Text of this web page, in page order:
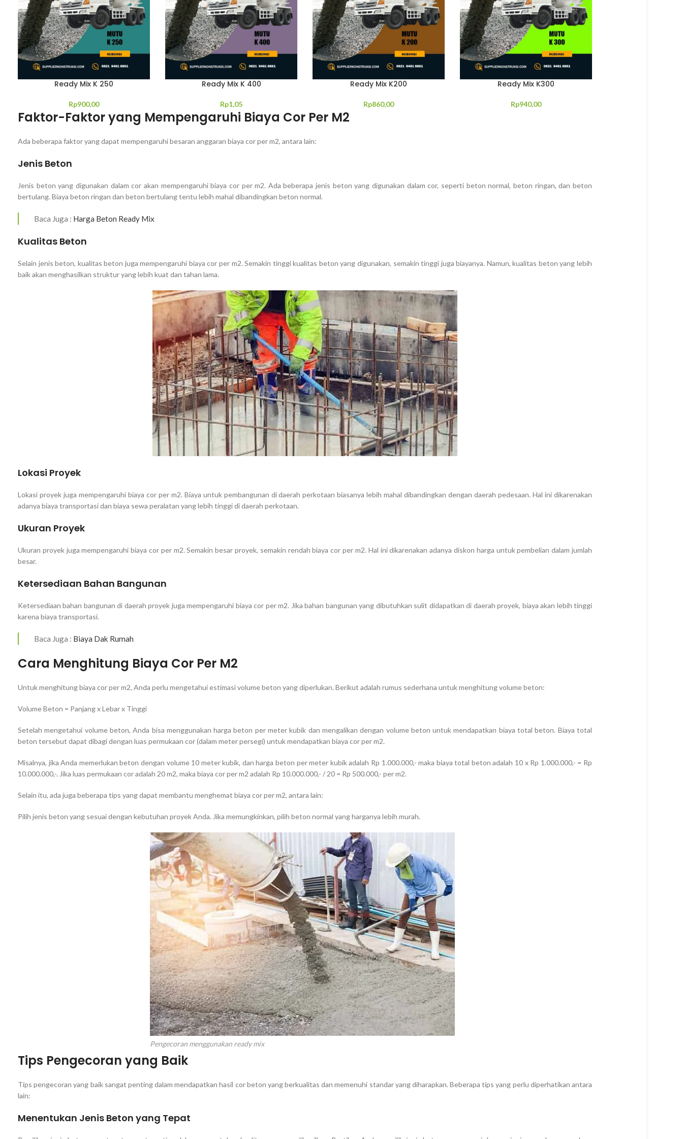
Ready Mix K 250
Rp900,00
Ready Mix K 400
Rp1,05
Ready Mix K200
Rp860,00
Ready Mix K300
Rp940,00
Faktor-Faktor yang Mempengaruhi Biaya Cor Per M2
Ada beberapa faktor yang dapat mempengaruhi besaran anggaran biaya cor per m2, antara lain:
Jenis Beton
Jenis beton yang digunakan dalam cor akan mempengaruhi biaya cor per m2. Ada beberapa jenis beton yang digunakan dalam cor, seperti beton normal, beton ringan, dan beton
bertulang. Biaya beton ringan dan beton bertulang tentu lebih mahal dibandingkan beton normal.
Baca Juga : Harga Beton Ready Mix
Kualitas Beton
Selain jenis beton, kualitas beton juga mempengaruhi biaya cor per m2. Semakin tinggi kualitas beton yang digunakan, semakin tinggi juga biayanya. Namun, kualitas beton yang lebih
baik akan menghasilkan struktur yang lebih kuat dan tahan lama.
Lokasi Proyek
Lokasi proyek juga mempengaruhi biaya cor per m2. Biaya untuk pembangunan di daerah perkotaan biasanya lebih mahal dibandingkan dengan daerah pedesaan. Hal ini dikarenakan
adanya biaya transportasi dan biaya sewa peralatan yang lebih tinggi di daerah perkotaan.
Ukuran Proyek
Ukuran proyek juga mempengaruhi biaya cor per m2. Semakin besar proyek, semakin rendah biaya cor per m2. Hal ini dikarenakan adanya diskon harga untuk pembelian dalam jumlah
besar.
Ketersediaan Bahan Bangunan
Ketersediaan bahan bangunan di daerah proyek juga mempengaruhi biaya cor per m2. Jika bahan bangunan yang dibutuhkan sulit didapatkan di daerah proyek, biaya akan lebih tinggi
karena biaya transportasi.
Baca Juga : Biaya Dak Rumah
Cara Menghitung Biaya Cor Per M2
Untuk menghitung biaya cor per m2, Anda perlu mengetahui estimasi volume beton yang diperlukan. Berikut adalah rumus sederhana untuk menghitung volume beton:
Volume Beton = Panjang x Lebar x Tinggi
Setelah mengetahui volume beton, Anda bisa menggunakan harga beton per meter kubik dan mengalikan dengan volume beton untuk mendapatkan biaya total beton. Biaya total
beton tersebut dapat dibagi dengan luas permukaan cor (dalam meter persegi) untuk mendapatkan biaya cor per m2.
Misalnya, jika Anda memerlukan beton dengan volume 10 meter kubik, dan harga beton per meter kubik adalah Rp 1.000.000,- maka biaya total beton adalah 10 x Rp 1.000.000,- = Rp
10.000.000,-. Jika luas permukaan cor adalah 20 m2, maka biaya cor per m2 adalah Rp 10.000.000,- / 20 = Rp 500.000,- per m2.
Selain itu, ada juga beberapa tips yang dapat membantu menghemat biaya cor per m2, antara lain:
Pilih jenis beton yang sesuai dengan kebutuhan proyek Anda. Jika memungkinkan, pilih beton normal yang harganya lebih murah.
Pengecoran menggunakan ready mix
Tips Pengecoran yang Baik
Tips pengecoran yang baik sangat penting dalam mendapatkan hasil cor beton yang berkualitas dan memenuhi standar yang diharapkan. Beberapa tips yang perlu diperhatikan antara
lain:
Menentukan Jenis Beton yang Tepat